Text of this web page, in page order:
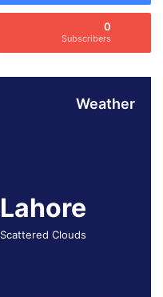
د
ی
0
Subscribers
Weather
Lahore
Scattered Clouds